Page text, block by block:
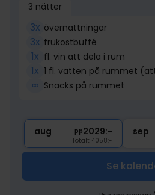
3 nätter
3x övernattningar
3x frukostbuffé
1x fl. vin att dela i rum
1x 1 fl. vatten på rummet
∞ Snacks på rummet
aug pp2029:-
Totalt 4058:-
sep
Se